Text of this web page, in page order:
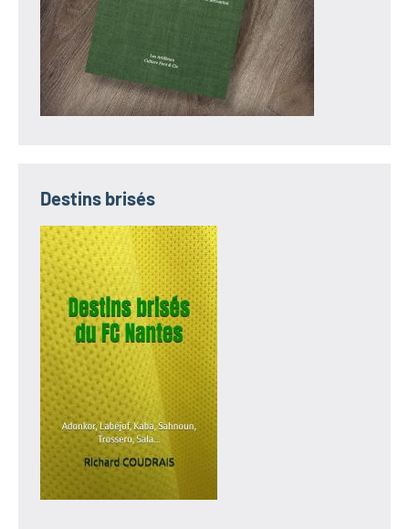
Destins brisés